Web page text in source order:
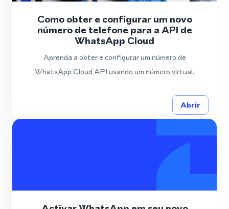
Como obter e configurar um novo
número de telefone para a API de
WhatsApp Cloud
Aprenda a obter e configurar um número de
WhatsApp Cloud API usando um número virtual.
Abrir